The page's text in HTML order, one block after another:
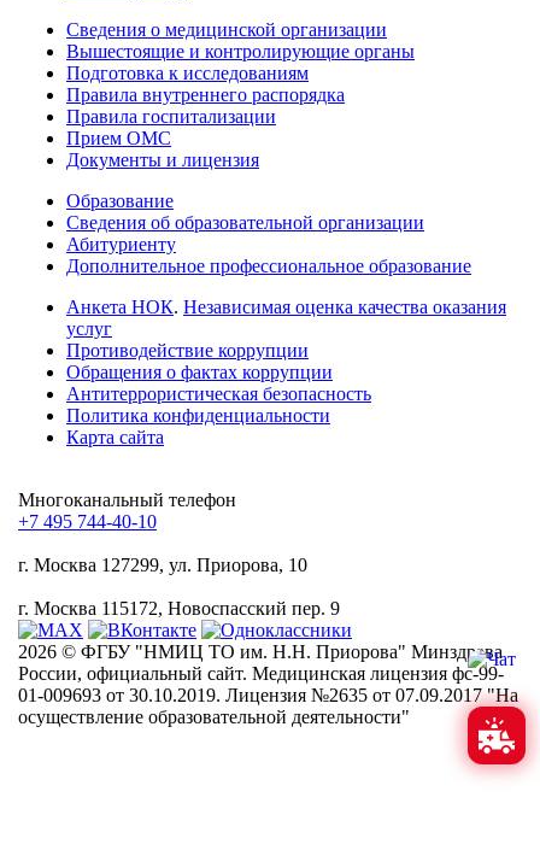
Сведения о медицинской организации
Вышестоящие и контролирующие органы
Подготовка к исследованиям
Правила внутреннего распорядка
Правила госпитализации
Прием ОМС
Документы и лицензия
Образование
Сведения об образовательной организации
Абитуриенту
Дополнительное профессиональное образование
Анкета НОК. Независимая оценка качества оказания
услуг
Противодействие коррупции
Обращения о фактах коррупции
Антитеррористическая безопасность
Политика конфиденциальности
Карта сайта
Многоканальный телефон
+7 495 744-40-10
г. Москва 127299, ул. Приорова, 10
г. Москва 115172, Новоспасский пер. 9
2026 © ФГБУ "НМИЦ ТО им. Н.Н. Приорова" Минздрава
России, официальный сайт. Медицинская лицензия фс-99-
01-009693 от 30.10.2019. Лицензия №2635 от 07.09.2017 "На
осуществление образовательной деятельности"